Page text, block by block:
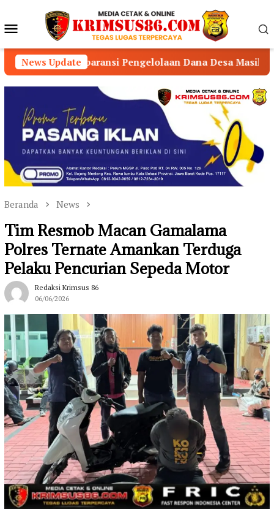
konten Menu
Mobile
News Update
Pengelolaan Dana Desa Masih Minim DESAK
Beranda News
Tim Resmob Macan Gamalama
Polres Ternate Amankan Terduga
Pelaku Pencurian Sepeda Motor
Redaksi Krimsus 86
06/06/2026